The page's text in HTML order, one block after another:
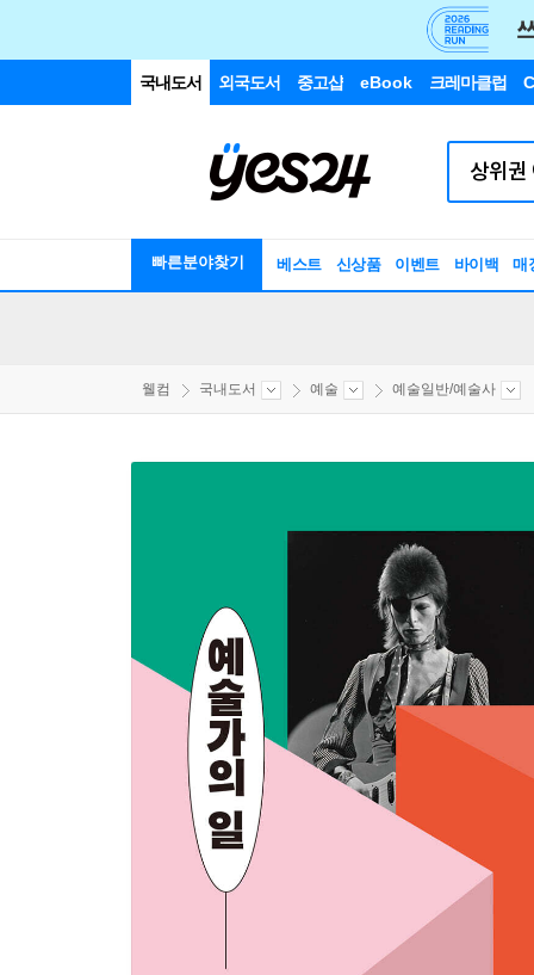
국내도서 외국도서 중고샵 eBook 크레마클럽
빠른분야찾기 베스트 신상품 이벤트 바이백 매
웰컴 국내도서 예술 예술일반/예술사